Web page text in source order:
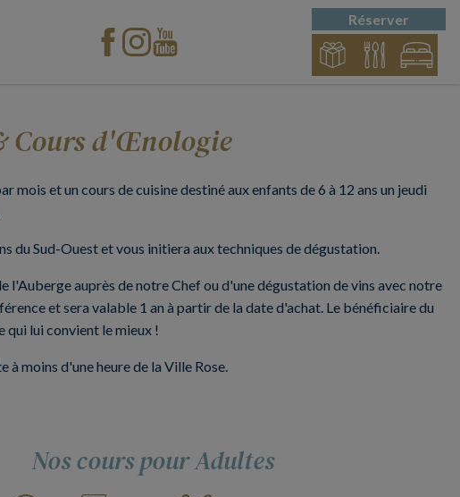
Réserver
Cours d'Œnologie
et un cours de cuisine destiné aux enfants de 6 à 12 ans un jeudi
du Sud-Ouest et vous initiera aux techniques de dégustation.
l'Auberge auprès de notre Chef ou d'une dégustation de vins avec notre
et sera valable 1 an à partir de la date d'achat. Le bénéficiaire du
qui lui convient le mieux !
moins d'une heure de la Ville Rose.
Nos cours pour Adultes